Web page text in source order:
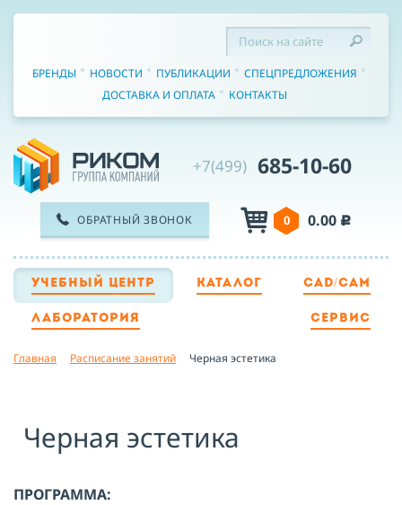
БРЕНДЫ НОВОСТИ ПУБЛИКАЦИИ
СПЕЦПРЕДЛОЖЕНИЯ
ДОСТАВКА И ОПЛАТА
КОНТАКТЫ
+7(499) 685-10-60
ОБРАТНЫЙ ЗВОНОК 0 0.00 c
Я принимаю условия публичной
оферты, подтверждаю
УЧЕБНЫЙ ЦЕНТР КАТАЛОГ CAD/CAM
ЛАБОРАТОРИЯ СЕРВИС
Главная Расписание занятий Черная эстетика
Черная эстетика
ПРОГРАММА: